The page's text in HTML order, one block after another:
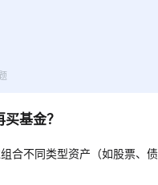
基金？
合不同类型资产（如股票、